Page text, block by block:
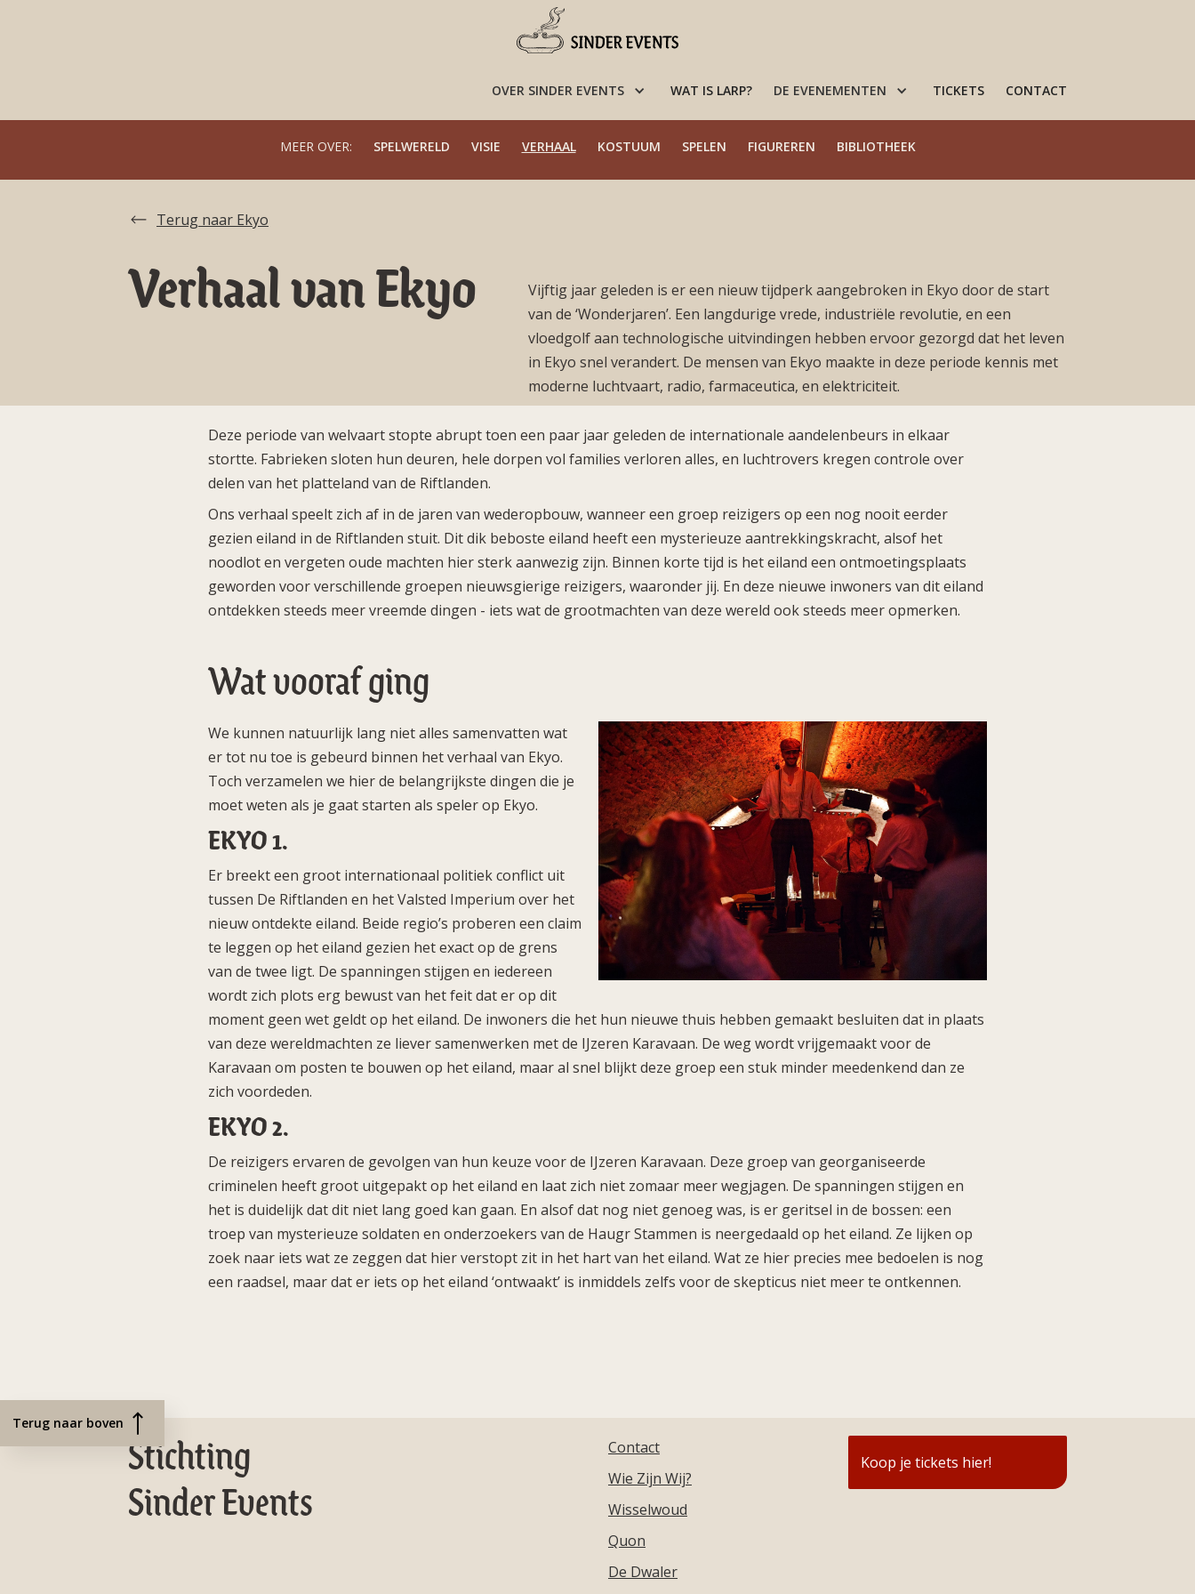
OVER SINDER EVENTS WAT IS LARP? DE EVENEMENTEN TICKETS CONTACT
MEER OVER: SPELWERELD VISIE VERHAAL KOSTUUM SPELEN FIGUREREN BIBLIOTHEEK
Terug naar Ekyo
Verhaal van Ekyo
Vijftig jaar geleden is er een nieuw tijdperk aangebroken in Ekyo door de start
van de ‘Wonderjaren’. Een langdurige vrede, industriële revolutie, en een
vloedgolf aan technologische uitvindingen hebben ervoor gezorgd dat het leven
in Ekyo snel verandert. De mensen van Ekyo maakte in deze periode kennis met
moderne luchtvaart, radio, farmaceutica, en elektriciteit.
Deze periode van welvaart stopte abrupt toen een paar jaar geleden de internationale aandelenbeurs in elkaar
stortte. Fabrieken sloten hun deuren, hele dorpen vol families verloren alles, en luchtrovers kregen controle over
delen van het platteland van de Riftlanden.
Ons verhaal speelt zich af in de jaren van wederopbouw, wanneer een groep reizigers op een nog nooit eerder
gezien eiland in de Riftlanden stuit. Dit dik beboste eiland heeft een mysterieuze aantrekkingskracht, alsof het
noodlot en vergeten oude machten hier sterk aanwezig zijn. Binnen korte tijd is het eiland een ontmoetingsplaats
geworden voor verschillende groepen nieuwsgierige reizigers, waaronder jij. En deze nieuwe inwoners van dit eiland
ontdekken steeds meer vreemde dingen - iets wat de grootmachten van deze wereld ook steeds meer opmerken.
Wat vooraf ging
We kunnen natuurlijk lang niet alles samenvatten wat
er tot nu toe is gebeurd binnen het verhaal van Ekyo.
Toch verzamelen we hier de belangrijkste dingen die je
moet weten als je gaat starten als speler op Ekyo.
EKYO 1.
Er breekt een groot internationaal politiek conflict uit
tussen De Riftlanden en het Valsted Imperium over het
nieuw ontdekte eiland. Beide regio’s proberen een claim
te leggen op het eiland gezien het exact op de grens
van de twee ligt. De spanningen stijgen en iedereen
wordt zich plots erg bewust van het feit dat er op dit
moment geen wet geldt op het eiland. De inwoners die het hun nieuwe thuis hebben gemaakt besluiten dat in plaats
van deze wereldmachten ze liever samenwerken met de IJzeren Karavaan. De weg wordt vrijgemaakt voor de
Karavaan om posten te bouwen op het eiland, maar al snel blijkt deze groep een stuk minder meedenkend dan ze
zich voordeden.
EKYO 2.
De reizigers ervaren de gevolgen van hun keuze voor de IJzeren Karavaan. Deze groep van georganiseerde
criminelen heeft groot uitgepakt op het eiland en laat zich niet zomaar meer wegjagen. De spanningen stijgen en
het is duidelijk dat dit niet lang goed kan gaan. En alsof dat nog niet genoeg was, is er geritsel in de bossen: een
troep van mysterieuze soldaten en onderzoekers van de Haugr Stammen is neergedaald op het eiland. Ze lijken op
zoek naar iets wat ze zeggen dat hier verstopt zit in het hart van het eiland. Wat ze hier precies mee bedoelen is nog
een raadsel, maar dat er iets op het eiland ‘ontwaakt’ is inmiddels zelfs voor de skepticus niet meer te ontkennen.
Terug naar boven
Stichting
Sinder Events
Contact
Wie Zijn Wij?
Wisselwoud
Quon
De Dwaler
Koop je tickets hier!